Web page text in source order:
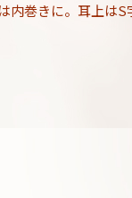
内巻きに。耳上はS